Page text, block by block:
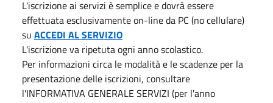
L'iscrizione ai servizi è semplice e dovrà essere
effettuata esclusivamente on-line da PC (no cellulare)
su ACCEDI AL SERVIZIO
L'iscrizione va ripetuta ogni anno scolastico.
Per informazioni circa le modalità e le scadenze per la
presentazione delle iscrizioni, consultare
l'INFORMATIVA GENERALE SERVIZI (per l'anno